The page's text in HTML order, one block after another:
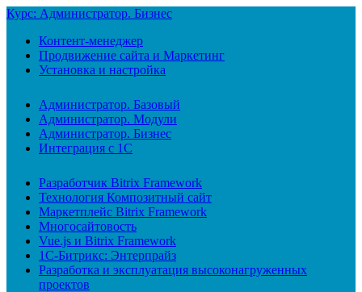
Курс: Администратор. Бизнес
Контент-менеджер
Продвижение сайта и Маркетинг
Установка и настройка
Администратор. Базовый
Администратор. Модули
Администратор. Бизнес
Интеграция с 1С
Разработчик Bitrix Framework
Технология Композитный сайт
Маркетплейс Bitrix Framework
Многосайтовость
Vue.js и Bitrix Framework
1С-Битрикс: Энтерпрайз
Разработка и эксплуатация высоконагруженных
проектов